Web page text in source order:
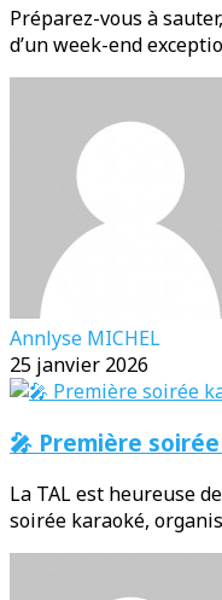
Préparez-vous à
d’un week-end
Annlyse MICHEL
25 janvier 2026
🎤 Première
La TAL est heureuse
soirée karaoké,